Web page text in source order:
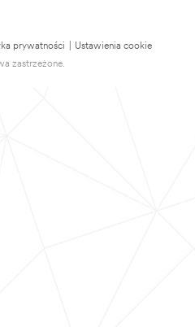
prywatności
Ustawienia cookie
zastrzeżone.